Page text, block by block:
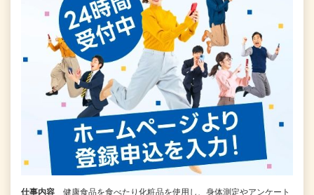
仕事内容 健康食品を食べたり化粧品を使用し、身体測定やアンケート